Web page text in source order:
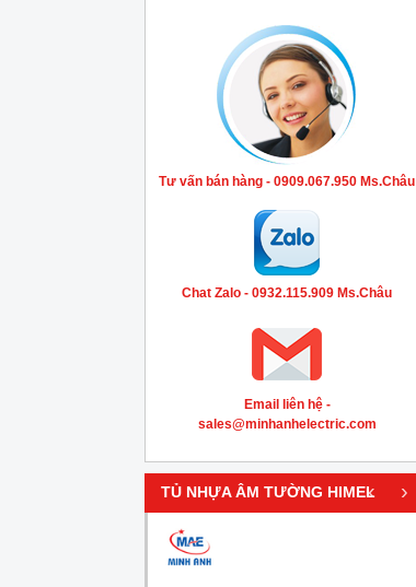
Tư vấn bán hàng - 0909.067.950 Ms.Châu
Chat Zalo - 0932.115.909 Ms.Châu
Email liên hệ -
sales@minhanhelectric.com
TỦ NHỰA ÂM TƯỜNG HIMEL
‹ ›